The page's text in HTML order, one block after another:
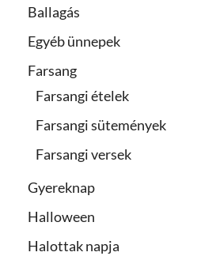
Ballagás
Egyéb ünnepek
Farsang
Farsangi ételek
Farsangi sütemények
Farsangi versek
Gyereknap
Halloween
Halottak napja